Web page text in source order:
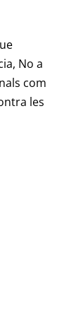
, No a
com
les